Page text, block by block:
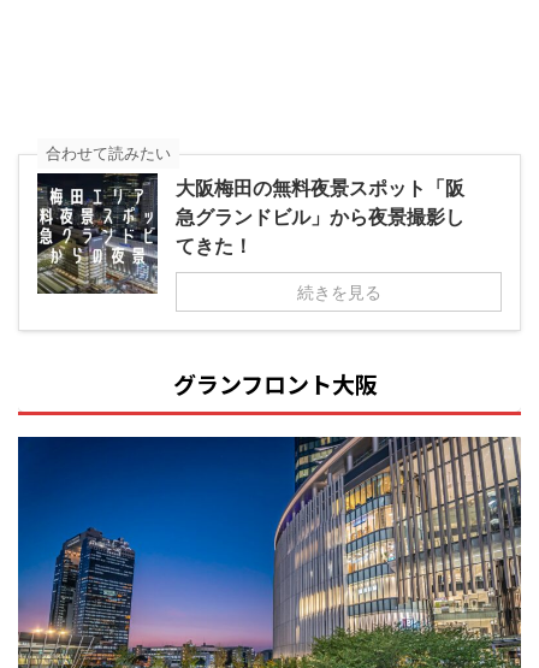
合わせて読みたい
大阪梅田の無料夜景スポット「阪
急グランドビル」から夜景撮影し
てきた！
続きを見る
グランフロント大阪